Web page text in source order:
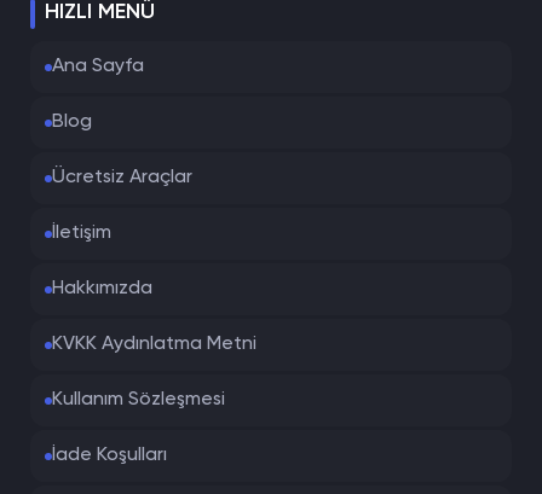
HIZLI MENÜ
Ana Sayfa
Blog
Ücretsiz Araçlar
İletişim
Hakkımızda
KVKK Aydınlatma Metni
Kullanım Sözleşmesi
İade Koşulları